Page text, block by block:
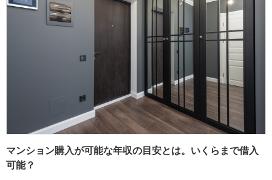
マンション購入が可能な年収の目安とは。いくらまで借入
可能？